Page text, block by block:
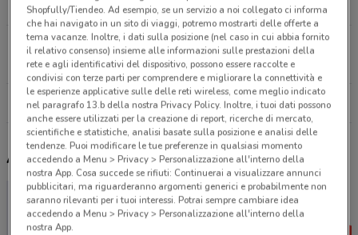
3.2 km
S.S 16 PER FOGGIA - KM. 648 San Severo
23.2 km
Tutti i negozi Pali
Altri volantini nelle vicinanze
Shopfully/Tiendeo. Ad esempio, se un servizio a noi collegato ci informa
che hai navigato in un sito di viaggi, potremo mostrarti delle offerte a
tema vacanze. Inoltre, i dati sulla posizione (nel caso in cui abbia fornito
il relativo consenso) insieme alle informazioni sulle prestazioni della
rete e agli identificativi del dispositivo, possono essere raccolte e
condivisi con terze parti per comprendere e migliorare la connettività e
le esperienze applicative sulle delle reti wireless, come meglio indicato
nel paragrafo 13.b della nostra Privacy Policy. Inoltre, i tuoi dati possono
anche essere utilizzati per la creazione di report, ricerche di mercato,
scientifiche e statistiche, analisi basate sulla posizione e analisi delle
tendenze. Puoi modificare le tue preferenze in qualsiasi momento
accedendo a Menu > Privacy > Personalizzazione all'interno della
nostra App. Cosa succede se rifiuti: Continuerai a visualizzare annunci
pubblicitari, ma riguarderanno argomenti generici e probabilmente non
saranno rilevanti per i tuoi interessi. Potrai sempre cambiare idea
accedendo a Menu > Privacy > Personalizzazione all'interno della
nostra App.